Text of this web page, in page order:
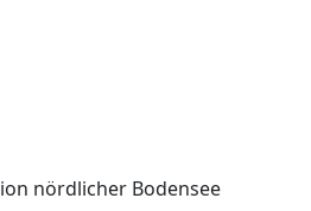
nördlicher Bodensee